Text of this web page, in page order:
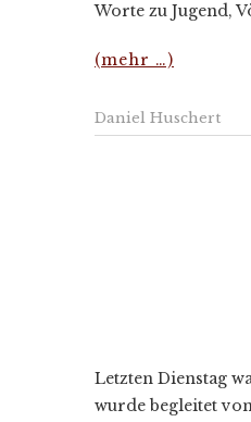
Worte zu Jugend,
(mehr …)
Daniel Huschert
Letzten Dienstag
wurde begleitet